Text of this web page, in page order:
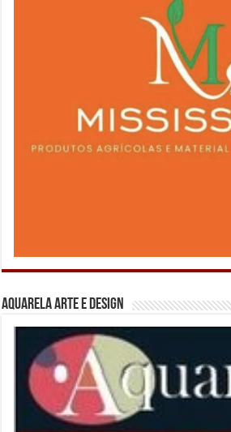
Aquarela Arte e Design